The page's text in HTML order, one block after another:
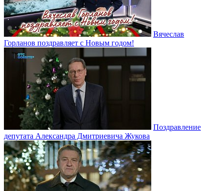
Вячеслав
Горланов поздравляет с Новым годом!
Поздравление
депутата Александра Дмитриевича Жукова